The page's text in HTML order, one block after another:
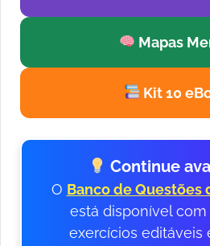
Mapas
Kit 10
Continue
O Banco de Questões
está disponível
exercícios editáveis